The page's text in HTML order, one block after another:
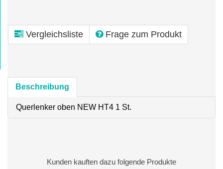
Vergleichsliste Frage zum Produkt
Beschreibung
Querlenker oben NEW HT4 1 St.
Kunden kauften dazu folgende Produkte